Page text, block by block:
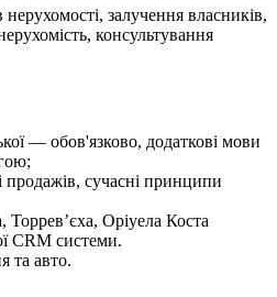
нерухомості, залучення власників,
консультування
— обов'язково, додаткові мови
продажів, сучасні принципи
Оріуела Коста
CRM системи.
та авто.